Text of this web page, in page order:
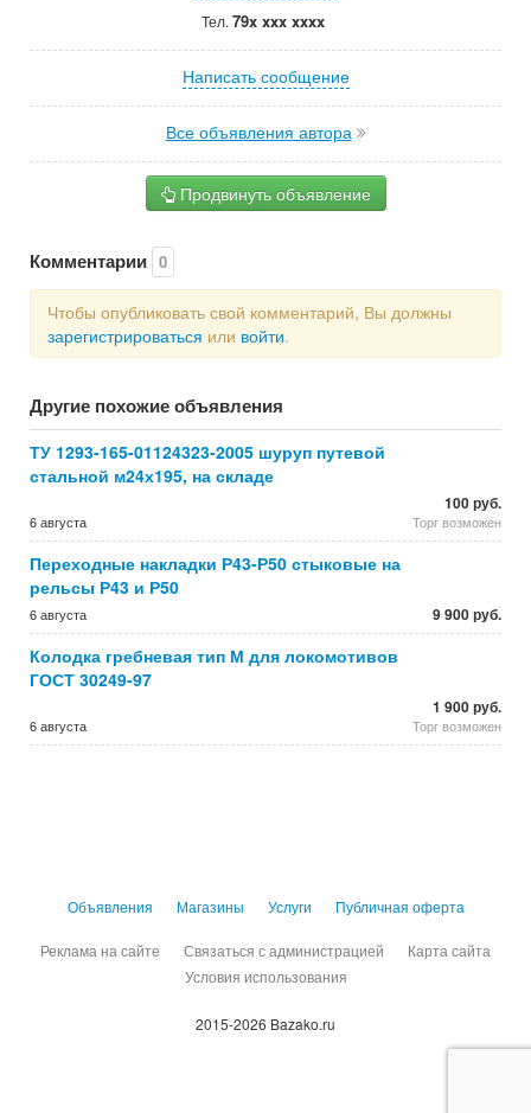
Тел. 79x xxx xxxx
Написать сообщение
Все объявления автора
Продвинуть объявление
Комментарии 0
Чтобы опубликовать свой комментарий, Вы должны
зарегистрироваться или войти.
Другие похожие объявления
ТУ 1293-165-01124323-2005 шуруп путевой
стальной м24х195, на складе
6 августа
100 руб.
Торг возможен
Переходные накладки Р43-Р50 стыковые на
рельсы Р43 и Р50
6 августа 9 900 руб.
Колодка гребневая тип М для локомотивов
ГОСТ 30249-97
6 августа
1 900 руб.
Торг возможен
Объявления Магазины Услуги Публичная оферта
Реклама на сайте Связаться с администрацией
Карта сайта
Условия использования
2015-2026 Bazako.ru